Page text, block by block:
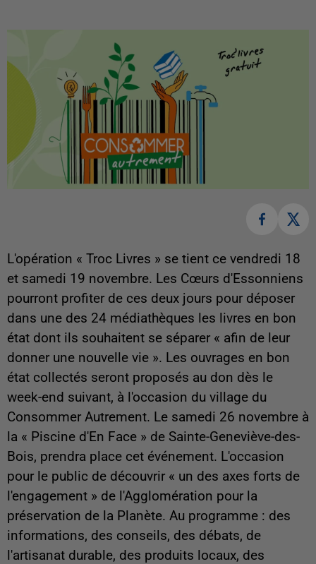
L'opération « Troc Livres » se tient ce vendredi 18
et samedi 19 novembre. Les Cœurs d'Essonniens
pourront profiter de ces deux jours pour déposer
dans une des 24 médiathèques les livres en bon
état dont ils souhaitent se séparer « afin de leur
donner une nouvelle vie ». Les ouvrages en bon
état collectés seront proposés au don dès le
week-end suivant, à l'occasion du village du
Consommer Autrement. Le samedi 26 novembre à
la « Piscine d'En Face » de Sainte-Geneviève-des-
Bois, prendra place cet événement. L'occasion
pour le public de découvrir « un des axes forts de
l'engagement » de l'Agglomération pour la
préservation de la Planète. Au programme : des
informations, des conseils, des débats, de
l'artisanat durable, des produits locaux, des